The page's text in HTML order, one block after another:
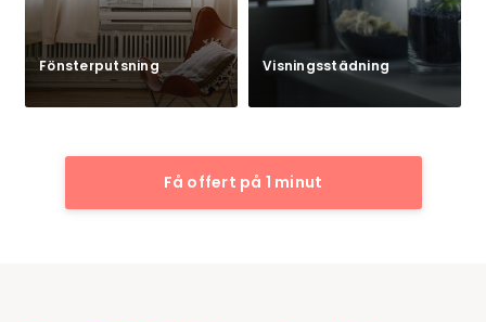
Fönsterputsning Visningsstädning
Få offert på 1 minut